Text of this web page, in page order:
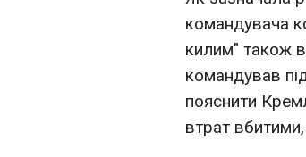
командувача
килим" також
командував
пояснити
втрат